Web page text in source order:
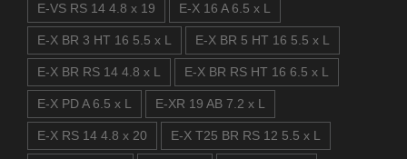
E-VS RS 14 4.8 x 19 E-X 16 A 6.5 x L
E-X BR 3 HT 16 5.5 x L E-X BR 5 HT 16 5.5 x L
E-X BR RS 14 4.8 x L E-X BR RS HT 16 6.5 x L
E-X PD A 6.5 x L E-XR 19 AB 7.2 x L
E-X RS 14 4.8 x 20 E-X T25 BR RS 12 5.5 x L